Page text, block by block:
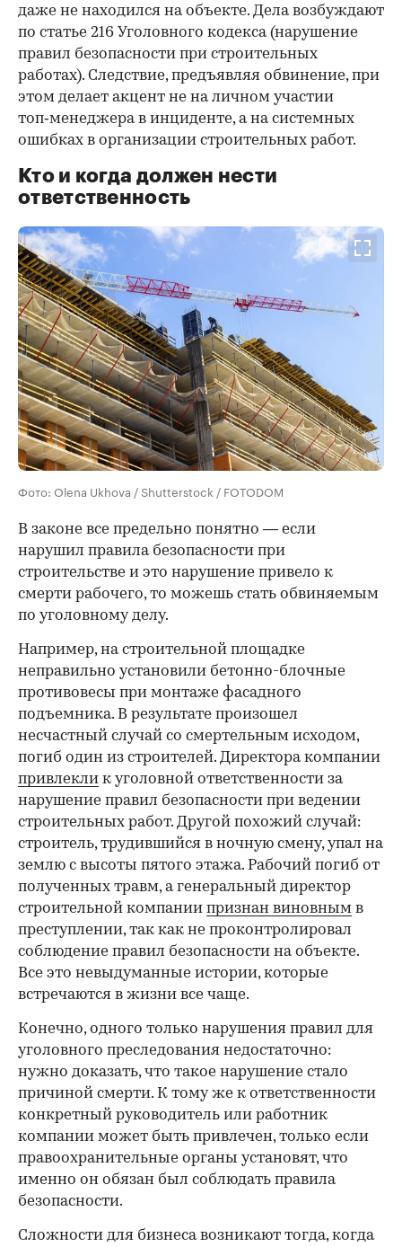
даже не находился на объекте. Дела возбуждают
по статье 216 Уголовного кодекса (нарушение
правил безопасности при строительных
работах). Следствие, предъявляя обвинение, при
этом делает акцент не на личном участии
топ‑менеджера в инциденте, а на системных
ошибках в организации строительных работ.
Кто и когда должен нести
ответственность
Фото: Olena Ukhova / Shutterstock / FOTODOM
00:00
В законе все предельно понятно — если
нарушил правила безопасности при
строительстве и это нарушение привело к
смерти рабочего, то можешь стать обвиняемым
по уголовному делу.
Например, на строительной площадке
неправильно установили бетонно-блочные
противовесы при монтаже фасадного
подъемника. В результате произошел
несчастный случай со смертельным исходом,
погиб один из строителей. Директора компании
привлекли к уголовной ответственности за
нарушение правил безопасности при ведении
строительных работ. Другой похожий случай:
строитель, трудившийся в ночную смену, упал на
землю с высоты пятого этажа. Рабочий погиб от
полученных травм, а генеральный директор
строительной компании признан виновным в
преступлении, так как не проконтролировал
соблюдение правил безопасности на объекте.
Все это невыдуманные истории, которые
встречаются в жизни все чаще.
Конечно, одного только нарушения правил для
уголовного преследования недостаточно:
нужно доказать, что такое нарушение стало
причиной смерти. К тому же к ответственности
конкретный руководитель или работник
компании может быть привлечен, только если
правоохранительные органы установят, что
именно он обязан был соблюдать правила
безопасности.
Сложности для бизнеса возникают тогда, когда